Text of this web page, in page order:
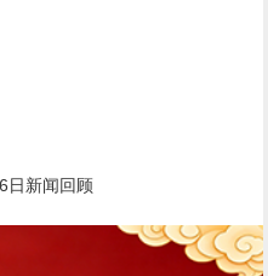
日新闻回顾